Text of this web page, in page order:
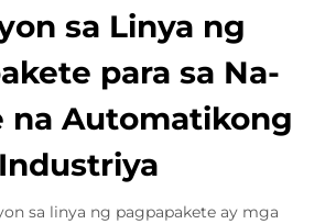
sa Linya ng
para sa Na-
na Automatikong
Industriya
sa linya ng pagpapakete ay mga